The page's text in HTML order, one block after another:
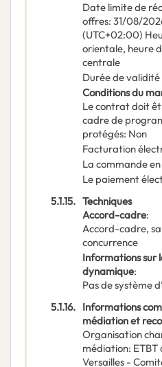
Date limite de
offres: 31/08/
(UTC+02:00)
orientale, heure
centrale
Durée de validité
Conditions du
Le contrat doit
cadre de
protégés: Non
Facturation
La commande
Le paiement
5.1.15. Techniques
Accord-cadre:
Accord-cadre,
concurrence
Informations sur
dynamique:
Pas de système
5.1.16. Informations
médiation et
Organisation
médiation: ETBT
Versailles -